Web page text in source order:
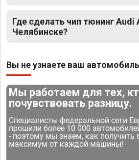
Где сделать чип тюнинг Audi
Челябинске?
Вы не узнаете ваш
Мы работаем для тех,
почувствовать разницу.
Специалисты федеральной сети
прошили более 10 000
- поэтому мы знаем, как получить
максимум от каждой машины!